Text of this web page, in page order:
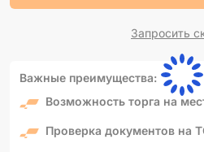
Запросить
Важные преимущества:
Возможность торга на
Проверка документов на